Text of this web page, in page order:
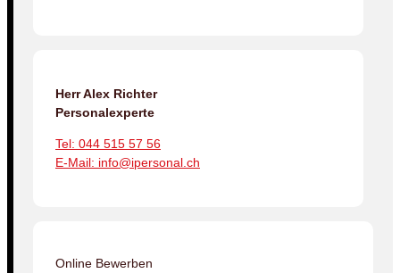
Herr Alex Richter
Personalexperte
Tel: 044 515 57 56
E-Mail: info@ipersonal.ch
Online Bewerben